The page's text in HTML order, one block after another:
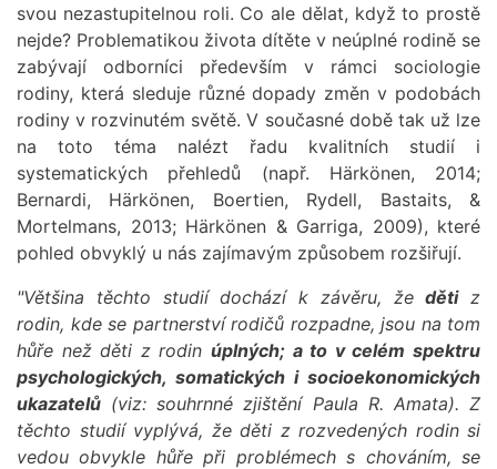
svou nezastupitelnou roli. Co ale dělat, když to prostě
nejde? Problematikou života dítěte v neúplné rodině se
zabývají odborníci především v rámci sociologie
rodiny, která sleduje různé dopady změn v podobách
rodiny v rozvinutém světě. V současné době tak už lze
na toto téma nalézt řadu kvalitních studií i
systematických přehledů (např. Härkönen, 2014;
Bernardi, Härkönen, Boertien, Rydell, Bastaits, &
Mortelmans, 2013; Härkönen & Garriga, 2009), které
pohled obvyklý u nás zajímavým způsobem rozšiřují.
"Většina těchto studií dochází k závěru, žedětiz
rodin, kde se partnerství rodičů rozpadne, jsou na tom
hůře než děti z rodin úplných; a to v celém spektru
psychologických, somatických i socioekonomických
ukazatelů (viz: souhrnné zjištění Paula R. Amata). Z
těchto studií vyplývá, že děti z rozvedených rodin si
vedou obvykle hůře při problémech s chováním, se